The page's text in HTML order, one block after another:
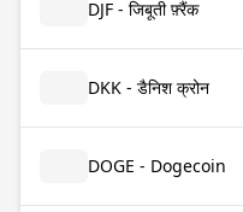
DJF - जिबूती फ़्रैंक
DKK - डैनिश क्रोन
DOGE - Dogecoin